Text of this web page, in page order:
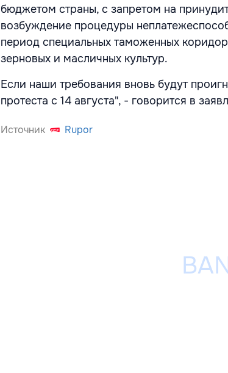
бюджетом страны, с запретом на
возбуждение процедуры
период специальных таможенных
зерновых и масличных культур.
Если наши требования вновь будут
протеста с 14 августа", - говорится в
Источник Rupor